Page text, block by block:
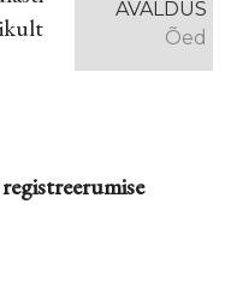
AVALDUS
Õed